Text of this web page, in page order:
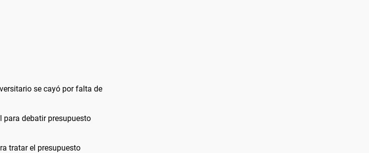
se cayó por falta de
para debatir presupuesto
tratar el presupuesto